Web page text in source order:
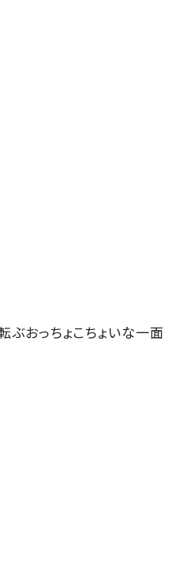
ぶおっちょこちょいな一面